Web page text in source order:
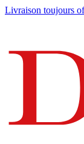
Livraison toujours